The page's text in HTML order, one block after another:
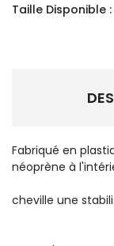
Taille Disponible :
Fabriqué en
cheville une
Offre